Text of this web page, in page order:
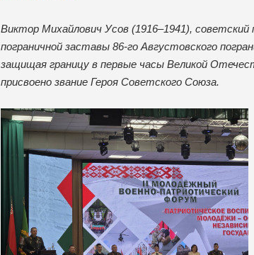
Виктор Михайлович Усов (1916–1941),
пограничной заставы 86-го Августовского
защищая границу в первые часы Великой
присвоено звание Героя Советского Союза.